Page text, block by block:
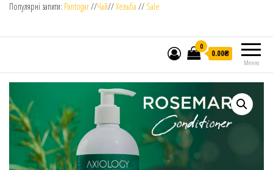
Популярні запити: Pantogar//Чай//Хельба // Sale
Меню
0
0.00₴